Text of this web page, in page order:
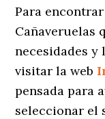
Para
Cañaveruelas
necesidades y
visitar la web
pensada para
seleccionar el